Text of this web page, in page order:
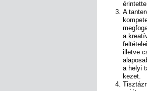
A
a
illetve
a helyi
kezet.